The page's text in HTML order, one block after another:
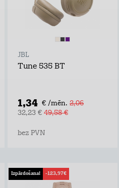
JBL
Tune 535 BT
1,34 € /mēn. 2,06
32,23 € 49,58 €
bez PVN
Izpārdošana! -123,97€